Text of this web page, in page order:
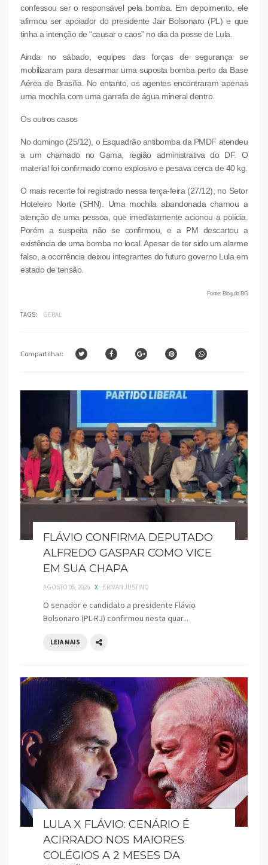
confessou ser o responsável pela bomba. Em depoimento, ele
afirmou ser apoiador do presidente Jair Bolsonaro (PL) e que
tinha a intenção de “causar o caos” no dia da posse de Lula.
Ainda no sábado, equipes das forças de segurança se
mobilizaram para desarmar uma suposta bomba perto da Base
Aérea de Brasília. No entanto, os agentes encontraram apenas
uma mochila com uma garrafa de água mineral dentro.
Os outros casos
No domingo (25/12), o Esquadrão antibomba da PMDF atendeu
a um chamado no Gama, região administrativa do DF. O
material foi confirmado como explosivo e pesava cerca de 40 kg.
O mais recente foi registrado nessa terça-feira (27/12), no Setor
Hoteleiro Norte (SHN). Uma mochila abandonada chamou a
atenção de uma pessoa, que imediatamente acionou a polícia.
Porém a suspeita não se confirmou, e a PM descartou a
existência de uma bomba no local. Apesar de ter sido um alarme
falso, a ocorrência deixou integrantes do futuro governo Lula em
estado de tensão.
Fonte: Blog do BG
TAGS: GERAL
Compartilhar:
FLÁVIO CONFIRMA DEPUTADO
ALFREDO GASPAR COMO VICE
EM SUA CHAPA
AGOSTO 05, 2026 X ERIVAN JUSTINO
O senador e candidato a presidente Flávio
Bolsonaro (PL-RJ) confirmou nesta quar...
LEIA MAIS
LULA X FLÁVIO: CENÁRIO É
ACIRRADO NOS MAIORES
COLÉGIOS A 2 MESES DA